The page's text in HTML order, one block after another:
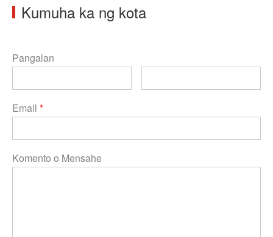
Kumuha ka ng kota
Pangalan
Email *
Komento o Mensahe